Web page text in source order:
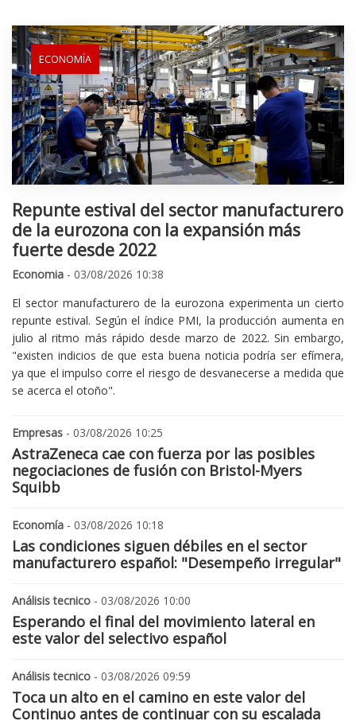
ECONOMÍA
Repunte estival del sector manufacturero
de la eurozona con la expansión más
fuerte desde 2022
Economia - 03/08/2026 10:38
El sector manufacturero de la eurozona experimenta un cierto
repunte estival. Según el índice PMI, la producción aumenta en
julio al ritmo más rápido desde marzo de 2022. Sin embargo,
"existen indicios de que esta buena noticia podría ser efímera,
ya que el impulso corre el riesgo de desvanecerse a medida que
se acerca el otoño".
Empresas - 03/08/2026 10:25
AstraZeneca cae con fuerza por las posibles
negociaciones de fusión con Bristol-Myers
Squibb
Economía - 03/08/2026 10:18
Las condiciones siguen débiles en el sector
manufacturero español: "Desempeño irregular"
Análisis tecnico - 03/08/2026 10:00
Esperando el final del movimiento lateral en
este valor del selectivo español
Análisis tecnico - 03/08/2026 09:59
Toca un alto en el camino en este valor del
Continuo antes de continuar con su escalada